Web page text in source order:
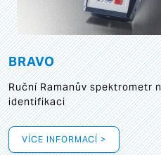
BRAVO
Ruční Ramanův spektrometr
identifikaci
VÍCE INFORMACÍ >